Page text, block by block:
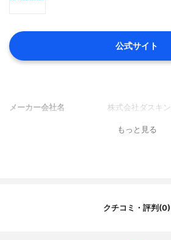
公式サイト
メーカー会社名 株式会社ダスキン
もっと見る
クチコミ・評判(0)